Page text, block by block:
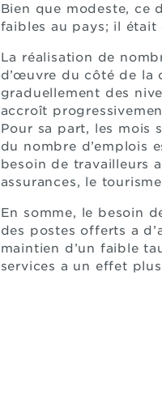
Bien que modeste, ce
faibles au pays; il était
La réalisation de
d’œuvre du côté de la
graduellement des
accroît
Pour sa part, les mois
du nombre d’emplois
besoin de travailleurs
assurances, le
En somme, le besoin
des postes offerts a
maintien d’un faible
services a un effet